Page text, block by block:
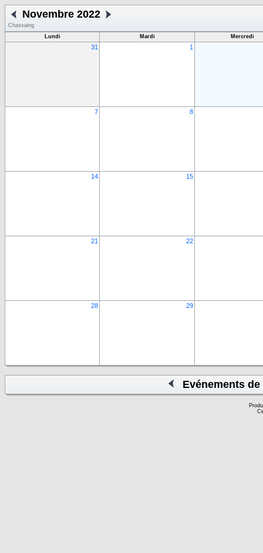
Novembre 2022
Chassaing
Lundi
Mardi Mercredi
31 1
7 8
14 15
21 22
28 29
Evénements